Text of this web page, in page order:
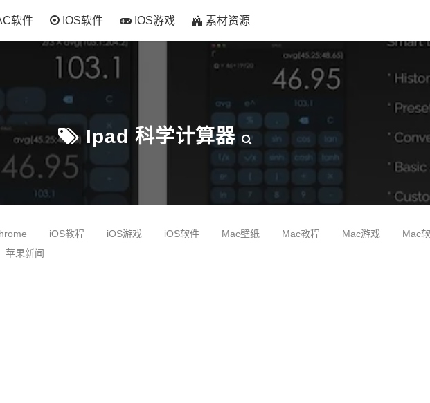
软件 IOS软件 IOS游戏 素材资源
Ipad 科学计算器
iOS教程 iOS游戏 iOS软件 Mac壁纸 Mac教程 Mac游戏 Mac
苹果新闻